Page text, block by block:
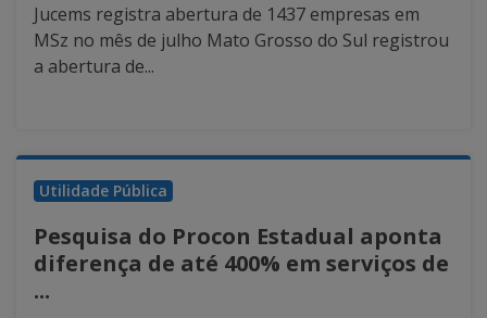
Jucems registra abertura de 1437 empresas em
MSz no mês de julho Mato Grosso do Sul registrou
a abertura de...
Utilidade Pública
Pesquisa do Procon Estadual aponta
diferença de até 400% em serviços de
...